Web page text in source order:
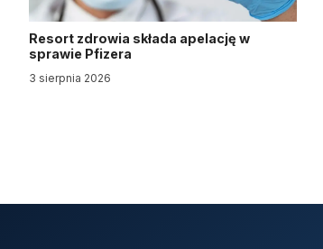
Resort zdrowia składa apelację w
sprawie Pfizera
3 sierpnia 2026